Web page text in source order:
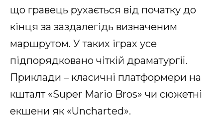
що гравець рухається від початку до
кінця за заздалегідь визначеним
маршрутом. У таких іграх усе
підпорядковано чіткій драматургії.
Приклади – класичні платформери на
кшталт «Super Mario Bros» чи сюжетні
екшени як «Uncharted».